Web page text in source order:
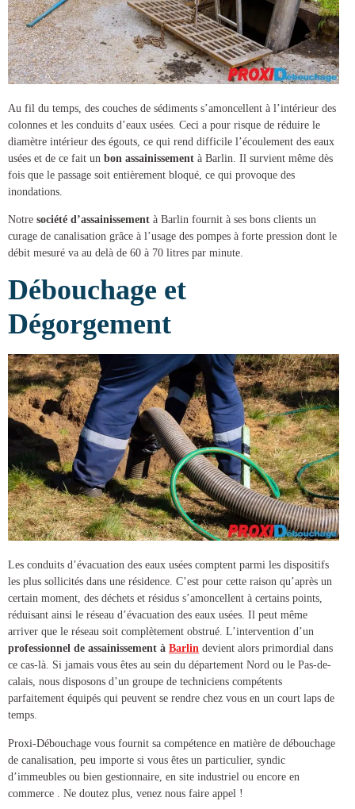
Au fil du temps, des couches de sédiments s’amoncellent à l’intérieur des
colonnes et les conduits d’eaux usées. Ceci a pour risque de réduire le
diamètre intérieur des égouts, ce qui rend difficile l’écoulement des eaux
usées et de ce fait un bon assainissement à Barlin . Il survient même dès
fois que le passage soit entièrement bloqué, ce qui provoque des
inondations.
Notre société d’assainissement à Barlin fournit à ses bons clients un
curage de canalisation grâce à l’usage des pompes à forte pression dont le
débit mesuré va au delà de 60 à 70 litres par minute.
Débouchage et
Dégorgement
Les conduits d’évacuation des eaux usées comptent parmi les dispositifs
les plus sollicités dans une résidence. C’est pour cette raison qu’après un
certain moment, des déchets et résidus s’amoncellent à certains points,
réduisant ainsi le réseau d’évacuation des eaux usées. Il peut même
arriver que le réseau soit complètement obstrué. L’intervention d’un
professionnel de assainissement à Barlin devient alors primordial dans
ce cas-là. Si jamais vous êtes au sein du département Nord ou le Pas-de-
calais, nous disposons d’un groupe de techniciens compétents
parfaitement équipés qui peuvent se rendre chez vous en un court laps de
temps.
Proxi-Débouchage vous fournit sa compétence en matière de débouchage
de canalisation , peu importe si vous êtes un particulier, syndic
d’immeubles ou bien gestionnaire, en site industriel ou encore en
commerce . Ne doutez plus, venez nous faire appel !